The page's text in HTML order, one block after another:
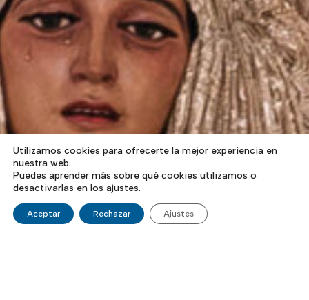
Utilizamos cookies para ofrecerte la mejor experiencia en
nuestra web.
Puedes aprender más sobre qué cookies utilizamos o
desactivarlas en los ajustes.
Aceptar Rechazar Ajustes